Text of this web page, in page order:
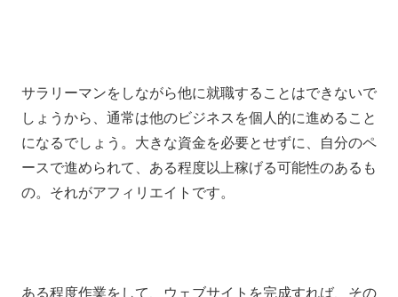
サラリーマンをしながら他に就職することはできないで
しょうから、通常は他のビジネスを個人的に進めること
になるでしょう。大きな資金を必要とせずに、自分のペ
ースで進められて、ある程度以上稼げる可能性のあるも
の。それがアフィリエイトです。
ある程度作業をして、ウェブサイトを完成すれば、その